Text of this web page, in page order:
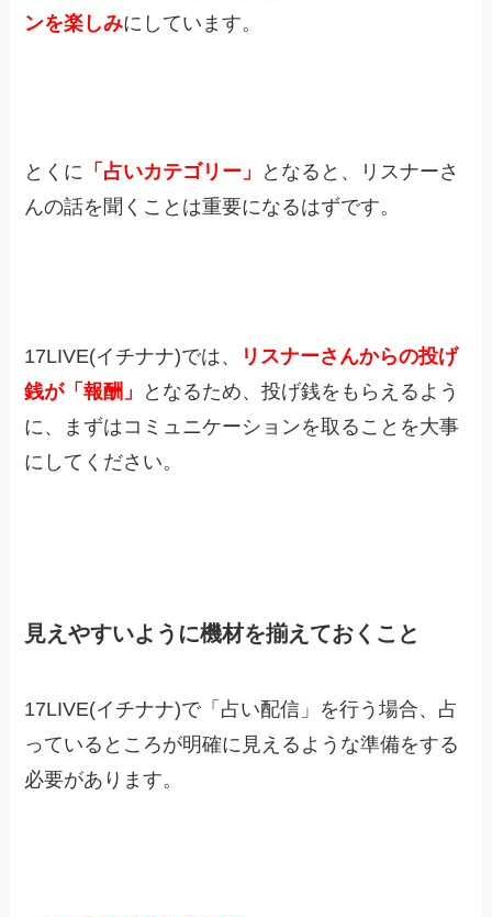
ンを楽しみにしています。
とくに 「占いカテゴリー」
となると、リスナーさ
んの話を聞くことは重要になるはずです。
17LIVE(イチナナ)では、
リスナーさんからの投げ
銭が「報酬」
となるため、投げ銭をもらえるよう
に、まずはコミュニケーションを取ることを大事
にしてください。
見えやすいように機材を揃えておくこと
17LIVE(イチナナ)で「占い配信」を行う場合、占
っているところが明確に見えるような準備をする
必要があります。